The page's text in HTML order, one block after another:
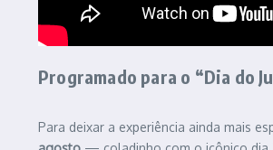
Programado para o “Dia do
Para deixar a experiência ainda mais